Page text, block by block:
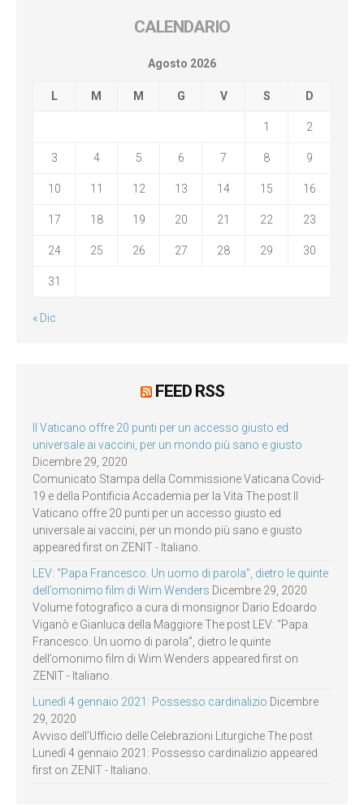
CALENDARIO
Agosto 2026
L M M G V S D
1 2
3 4 5 6 7 8 9
10 11 12 13 14 15 16
17 18 19 20 21 22 23
24 25 26 27 28 29 30
31
« Dic
FEED RSS
Il Vaticano offre 20 punti per un accesso giusto ed
universale ai vaccini, per un mondo più sano e giusto
Dicembre 29, 2020
Comunicato Stampa della Commissione Vaticana Covid-
19 e della Pontificia Accademia per la Vita The post Il
Vaticano offre 20 punti per un accesso giusto ed
universale ai vaccini, per un mondo più sano e giusto
appeared first on ZENIT - Italiano.
LEV: “Papa Francesco. Un uomo di parola”, dietro le quinte
dell’omonimo film di Wim Wenders Dicembre 29, 2020
Volume fotografico a cura di monsignor Dario Edoardo
Viganò e Gianluca della Maggiore The post LEV: “Papa
Francesco. Un uomo di parola”, dietro le quinte
dell’omonimo film di Wim Wenders appeared first on
ZENIT - Italiano.
Lunedì 4 gennaio 2021: Possesso cardinalizio Dicembre
29, 2020
Avviso dell’Ufficio delle Celebrazioni Liturgiche The post
Lunedì 4 gennaio 2021: Possesso cardinalizio appeared
first on ZENIT - Italiano.